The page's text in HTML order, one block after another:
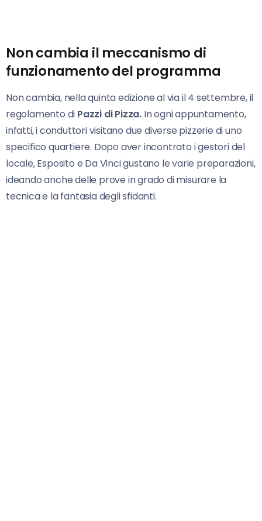
Non cambia il meccanismo di
funzionamento del programma
Non cambia, nella quinta edizione al via il 4 settembre, il
regolamento di Pazzi di Pizza. In ogni appuntamento,
infatti, i conduttori visitano due diverse pizzerie di uno
specifico quartiere. Dopo aver incontrato i gestori del
locale, Esposito e Da Vinci gustano le varie preparazioni,
ideando anche delle prove in grado di misurare la
tecnica e la fantasia degli sfidanti.